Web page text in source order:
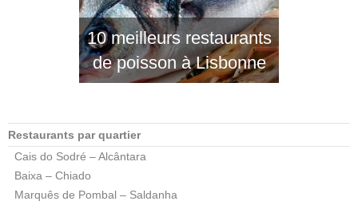
10 meilleurs restaurants
de poisson à Lisbonne
Restaurants par quartier
Cais do Sodré – Alcântara
Baixa – Chiado
Marquês de Pombal – Saldanha